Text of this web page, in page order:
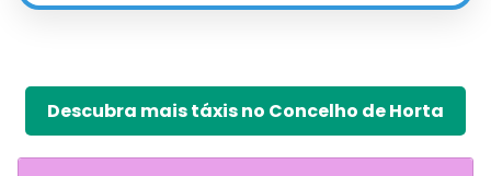
Descubra mais táxis no Concelho de Horta